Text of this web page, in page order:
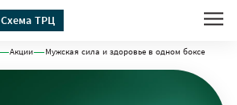
Схема ТРЦ
Акции Мужская сила и здоровье в одном боксе